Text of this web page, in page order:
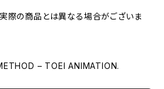
際の商品とは異なる場合がございま
– TOEI ANIMATION.